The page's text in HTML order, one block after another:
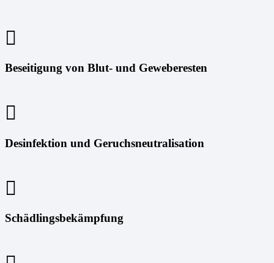
Beseitigung von Blut- und Geweberesten
Desinfektion und Geruchsneutralisation
Schädlingsbekämpfung